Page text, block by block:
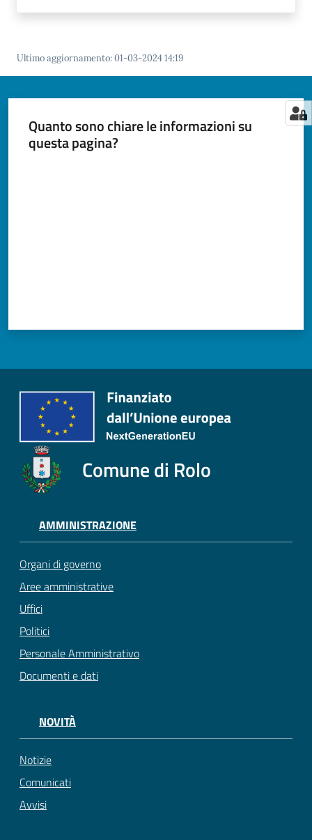
Ultimo aggiornamento:01-03-2024 14:19
Quanto sono chiare le informazioni su
questa pagina?
Comune di Rolo
AMMINISTRAZIONE
Organi di governo
Aree amministrative
Uffici
Politici
Personale Amministrativo
Documenti e dati
NOVITÀ
Notizie
Comunicati
Avvisi